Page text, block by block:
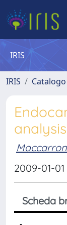
IRIS
IRIS
2009-01-01
Scheda